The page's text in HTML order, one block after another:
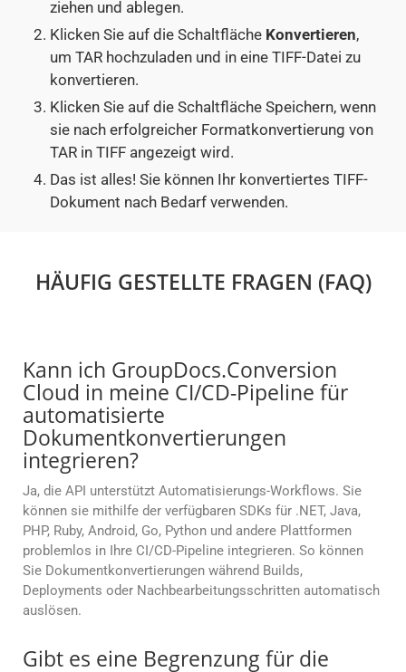
ziehen und ablegen.
Klicken Sie auf die Schaltfläche Konvertieren,
um TAR hochzuladen und in eine TIFF-Datei zu
konvertieren.
Klicken Sie auf die Schaltfläche Speichern, wenn
sie nach erfolgreicher Formatkonvertierung von
TAR in TIFF angezeigt wird.
Das ist alles! Sie können Ihr konvertiertes TIFF-
Dokument nach Bedarf verwenden.
HÄUFIG GESTELLTE FRAGEN (FAQ)
Kann ich GroupDocs.Conversion
Cloud in meine CI/CD-Pipeline für
automatisierte
Dokumentkonvertierungen
integrieren?
Ja, die API unterstützt Automatisierungs-Workflows. Sie
können sie mithilfe der verfügbaren SDKs für .NET, Java,
PHP, Ruby, Android, Go, Python und andere Plattformen
problemlos in Ihre CI/CD-Pipeline integrieren. So können
Sie Dokumentkonvertierungen während Builds,
Deployments oder Nachbearbeitungsschritten automatisch
auslösen.
Gibt es eine Begrenzung für die